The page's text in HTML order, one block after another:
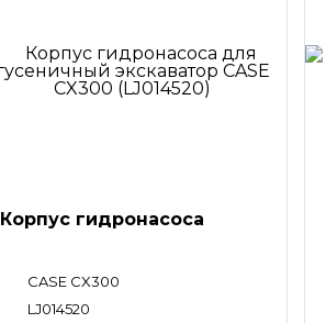
Корпус гидронасоса
CASE CX300
LJ014520